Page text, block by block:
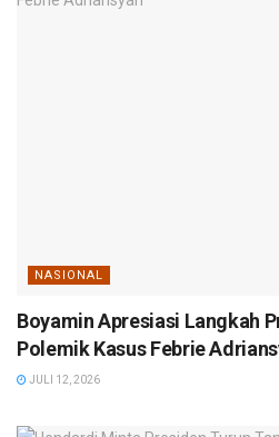
NASIONAL
Boyamin Apresiasi Langkah
Polemik Kasus Febrie
JULI 12, 2026